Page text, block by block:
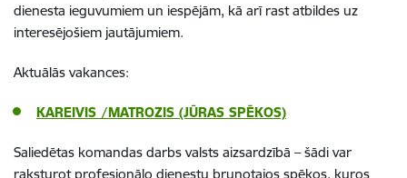
dienesta ieguvumiem un iespējām, kā arī rast atbildes uz
interesējošiem jautājumiem.
Aktuālās vakances:
KAREIVIS /MATROZIS (JŪRAS SPĒKOS)
Saliedētas komandas darbs valsts aizsardzībā – šādi var
raksturot profesionālo dienestu bruņotajos spēkos, kuros